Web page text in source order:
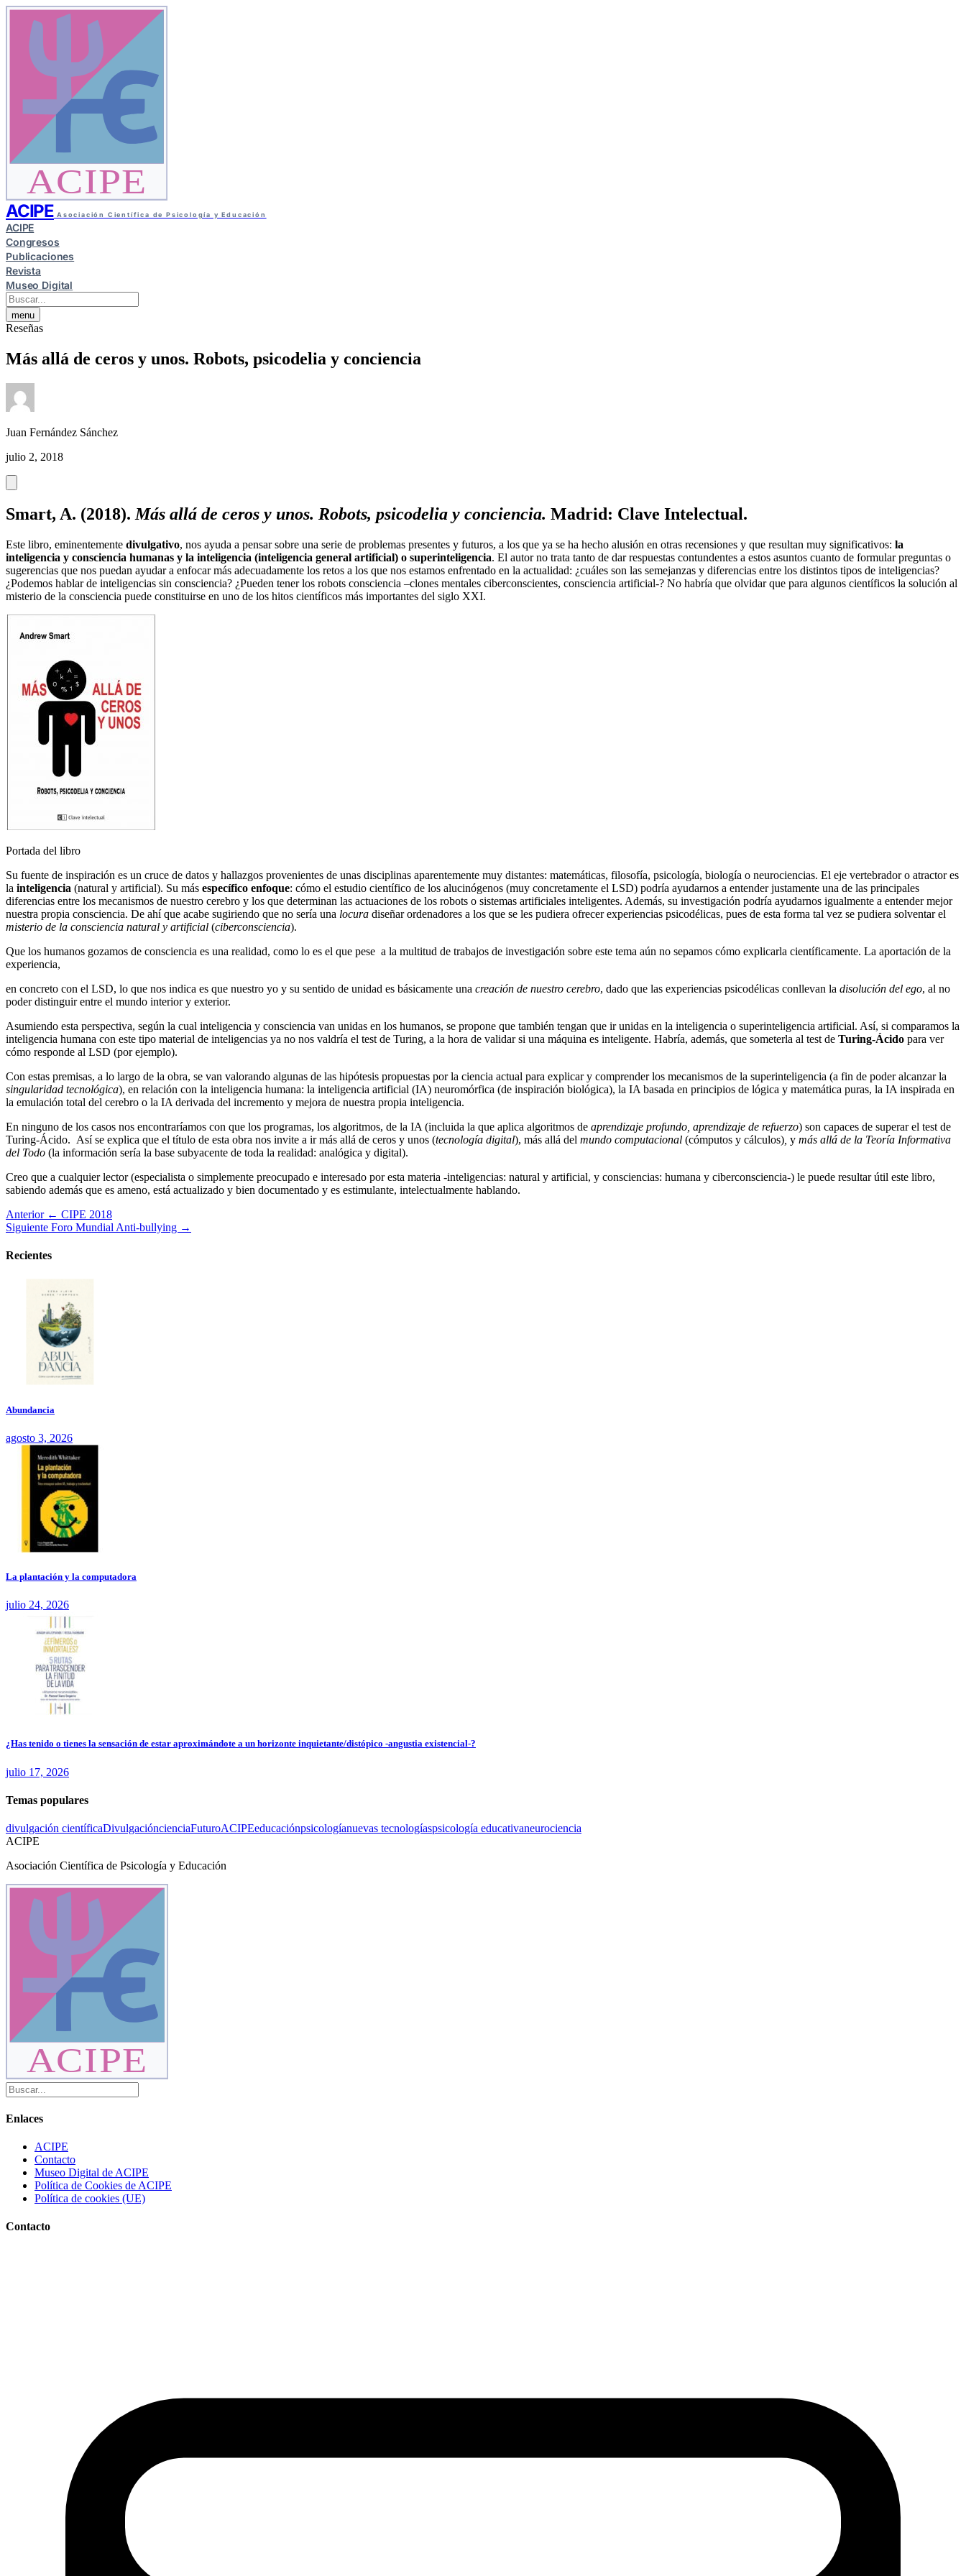
ACIPE
ACIPE Asociación Científica de Psicología y Educación
ACIPE
Congresos
Publicaciones
Revista
Museo Digital
menu
Reseñas
Más allá de ceros y unos. Robots, psicodelia y conciencia
Juan Fernández Sánchez
julio 2, 2018
Smart, A. (2018). Más allá de ceros y unos. Robots, psicodelia y conciencia. Madrid: Clave Intelectual.
Este libro, eminentemente divulgativo, nos ayuda a pensar sobre una serie de problemas presentes y futuros, a los que ya se ha hecho alusión en otras recensiones y que resultan muy significativos: la
inteligencia y consciencia humanas y la inteligencia (inteligencia general artificial) o superinteligencia. El autor no trata tanto de dar respuestas contundentes a estos asuntos cuanto de formular preguntas o
sugerencias que nos puedan ayudar a enfocar más adecuadamente los retos a los que nos estamos enfrentado en la actualidad: ¿cuáles son las semejanzas y diferencias entre los distintos tipos de inteligencias?
¿Podemos hablar de inteligencias sin consciencia? ¿Pueden tener los robots consciencia –clones mentales ciberconscientes, consciencia artificial-? No habría que olvidar que para algunos científicos la solución al
misterio de la consciencia puede constituirse en uno de los hitos científicos más importantes del siglo XXI.
Portada del libro
Su fuente de inspiración es un cruce de datos y hallazgos provenientes de unas disciplinas aparentemente muy distantes: matemáticas, filosofía, psicología, biología o neurociencias. El eje vertebrador o atractor es
la inteligencia (natural y artificial). Su más específico enfoque: cómo el estudio científico de los alucinógenos (muy concretamente el LSD) podría ayudarnos a entender justamente una de las principales
diferencias entre los mecanismos de nuestro cerebro y los que determinan las actuaciones de los robots o sistemas artificiales inteligentes. Además, su investigación podría ayudarnos igualmente a entender mejor
nuestra propia consciencia. De ahí que acabe sugiriendo que no sería una locura diseñar ordenadores a los que se les pudiera ofrecer experiencias psicodélicas, pues de esta forma tal vez se pudiera solventar el
misterio de la consciencia natural y artificial (ciberconsciencia).
Que los humanos gozamos de consciencia es una realidad, como lo es el que pese a la multitud de trabajos de investigación sobre este tema aún no sepamos cómo explicarla científicamente. La aportación de la
experiencia,
en concreto con el LSD, lo que nos indica es que nuestro yo y su sentido de unidad es básicamente una creación de nuestro cerebro, dado que las experiencias psicodélicas conllevan la disolución del ego, al no
poder distinguir entre el mundo interior y exterior.
Asumiendo esta perspectiva, según la cual inteligencia y consciencia van unidas en los humanos, se propone que también tengan que ir unidas en la inteligencia o superinteligencia artificial. Así, si comparamos la
inteligencia humana con este tipo material de inteligencias ya no nos valdría el test de Turing, a la hora de validar si una máquina es inteligente. Habría, además, que someterla al test de Turing-Ácido para ver
cómo responde al LSD (por ejemplo).
Con estas premisas, a lo largo de la obra, se van valorando algunas de las hipótesis propuestas por la ciencia actual para explicar y comprender los mecanismos de la superinteligencia (a fin de poder alcanzar la
singularidad tecnológica), en relación con la inteligencia humana: la inteligencia artificial (IA) neuromórfica (de inspiración biológica), la IA basada en principios de lógica y matemática puras, la IA inspirada en
la emulación total del cerebro o la IA derivada del incremento y mejora de nuestra propia inteligencia.
En ninguno de los casos nos encontraríamos con que los programas, los algoritmos, de la IA (incluida la que aplica algoritmos de aprendizaje profundo, aprendizaje de refuerzo) son capaces de superar el test de
Turing-Ácido. Así se explica que el título de esta obra nos invite a ir más allá de ceros y unos (tecnología digital), más allá del mundo computacional (cómputos y cálculos) y más allá de la Teoría Informativa
del Todo (la información sería la base subyacente de toda la realidad: analógica y digital).
Creo que a cualquier lector (especialista o simplemente preocupado e interesado por esta materia -inteligencias: natural y artificial, y consciencias: humana y ciberconsciencia-) le puede resultar útil este libro,
sabiendo además que es ameno, está actualizado y bien documentado y es estimulante, intelectualmente hablando.
Anterior ← CIPE 2018
Siguiente Foro Mundial Anti-bullying →
Recientes
Abundancia
agosto 3, 2026
La plantación y la computadora
julio 24, 2026
¿Has tenido o tienes la sensación de estar aproximándote a un horizonte inquietante/distópico -angustia existencial-?
julio 17, 2026
Temas populares
divulgación científicaDivulgacióncienciaFuturoACIPEeducaciónpsicologíanuevas tecnologíaspsicología educativaneurociencia
ACIPE
Asociación Científica de Psicología y Educación
ACIPE
Enlaces
ACIPE
Contacto
Museo Digital de ACIPE
Política de Cookies de ACIPE
Política de cookies (UE)
Contacto